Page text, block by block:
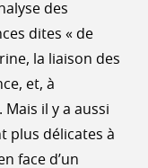
des
dites « de
la liaison des
et, à
Mais il y a aussi
plus délicates à
face d’un